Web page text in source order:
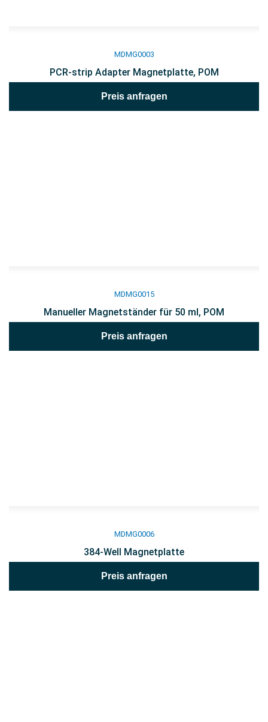
MDMG0003
PCR-strip Adapter Magnetplatte, POM
Preis anfragen
MDMG0015
Manueller Magnetständer für 50 ml, POM
Preis anfragen
MDMG0006
384-Well Magnetplatte
Preis anfragen